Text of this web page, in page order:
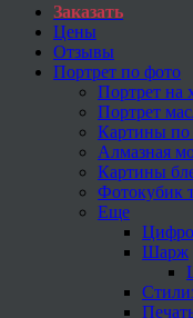
Заказать
Цены
Отзывы
Портрет по фото
Портрет на
Портрет
Картины по
Алмазная
Картины
Фотокубик
Еще
Шарж